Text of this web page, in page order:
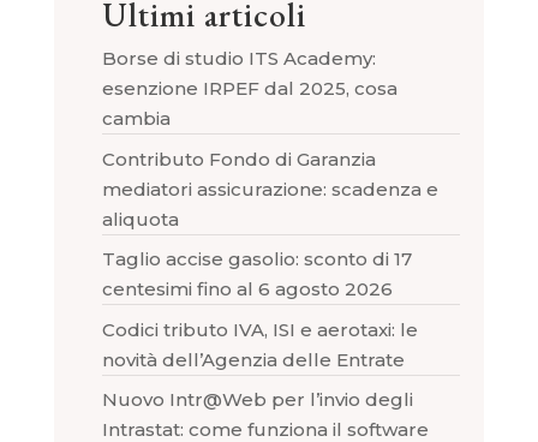
Ultimi articoli
Borse di studio ITS Academy:
esenzione IRPEF dal 2025, cosa
cambia
Contributo Fondo di Garanzia
mediatori assicurazione: scadenza e
aliquota
Taglio accise gasolio: sconto di 17
centesimi fino al 6 agosto 2026
Codici tributo IVA, ISI e aerotaxi: le
novità dell’Agenzia delle Entrate
Nuovo Intr@Web per l’invio degli
Intrastat: come funziona il software